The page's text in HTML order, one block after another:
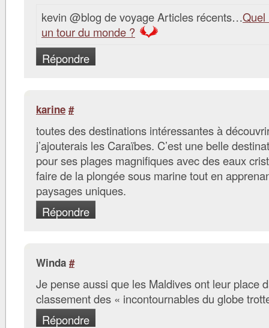
kevin @blog de voyage Articles récents…Quel
un tour du monde ?
Répondre
karine #
toutes des destinations intéressantes à
j’ajouterais les Caraïbes. C’est une belle
pour ses plages magnifiques avec des eaux
faire de la plongée sous marine tout en
paysages uniques.
Répondre
Winda #
Je pense aussi que les Maldives ont leur place
classement des « incontournables du globe
Répondre